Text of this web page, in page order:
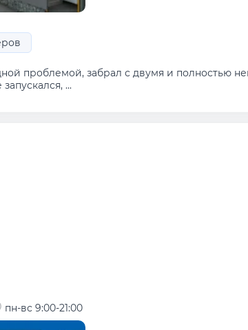
проблемой, забрал с двумя и полностью
...
пн-вс 9:00-21:00